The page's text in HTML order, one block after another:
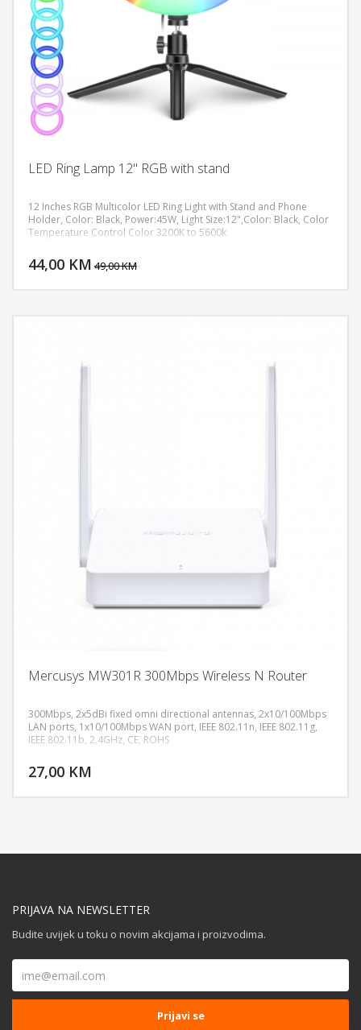
LED Ring Lamp 12" RGB with stand
12 Inches RGB Multicolor LED Ring Light with Stand and Phone
Holder, Color: Black, Power:45W, Light Size:12",Color: Black, Color
Temperature Control Color 3200K to 5600k
44,00 KM 49,00 KM
Mercusys MW301R 300Mbps Wireless N Router
300Mbps, 2x5dBi fixed omni directional antennas, 2x10/100Mbps
LAN ports, 1x10/100Mbps WAN port, IEEE 802.11n, IEEE 802.11g,
IEEE 802.11b, 2.4GHz, CE, ROHS
27,00 KM
PRIJAVA NA NEWSLETTER
Budite uvijek u toku o novim akcijama i proizvodima.